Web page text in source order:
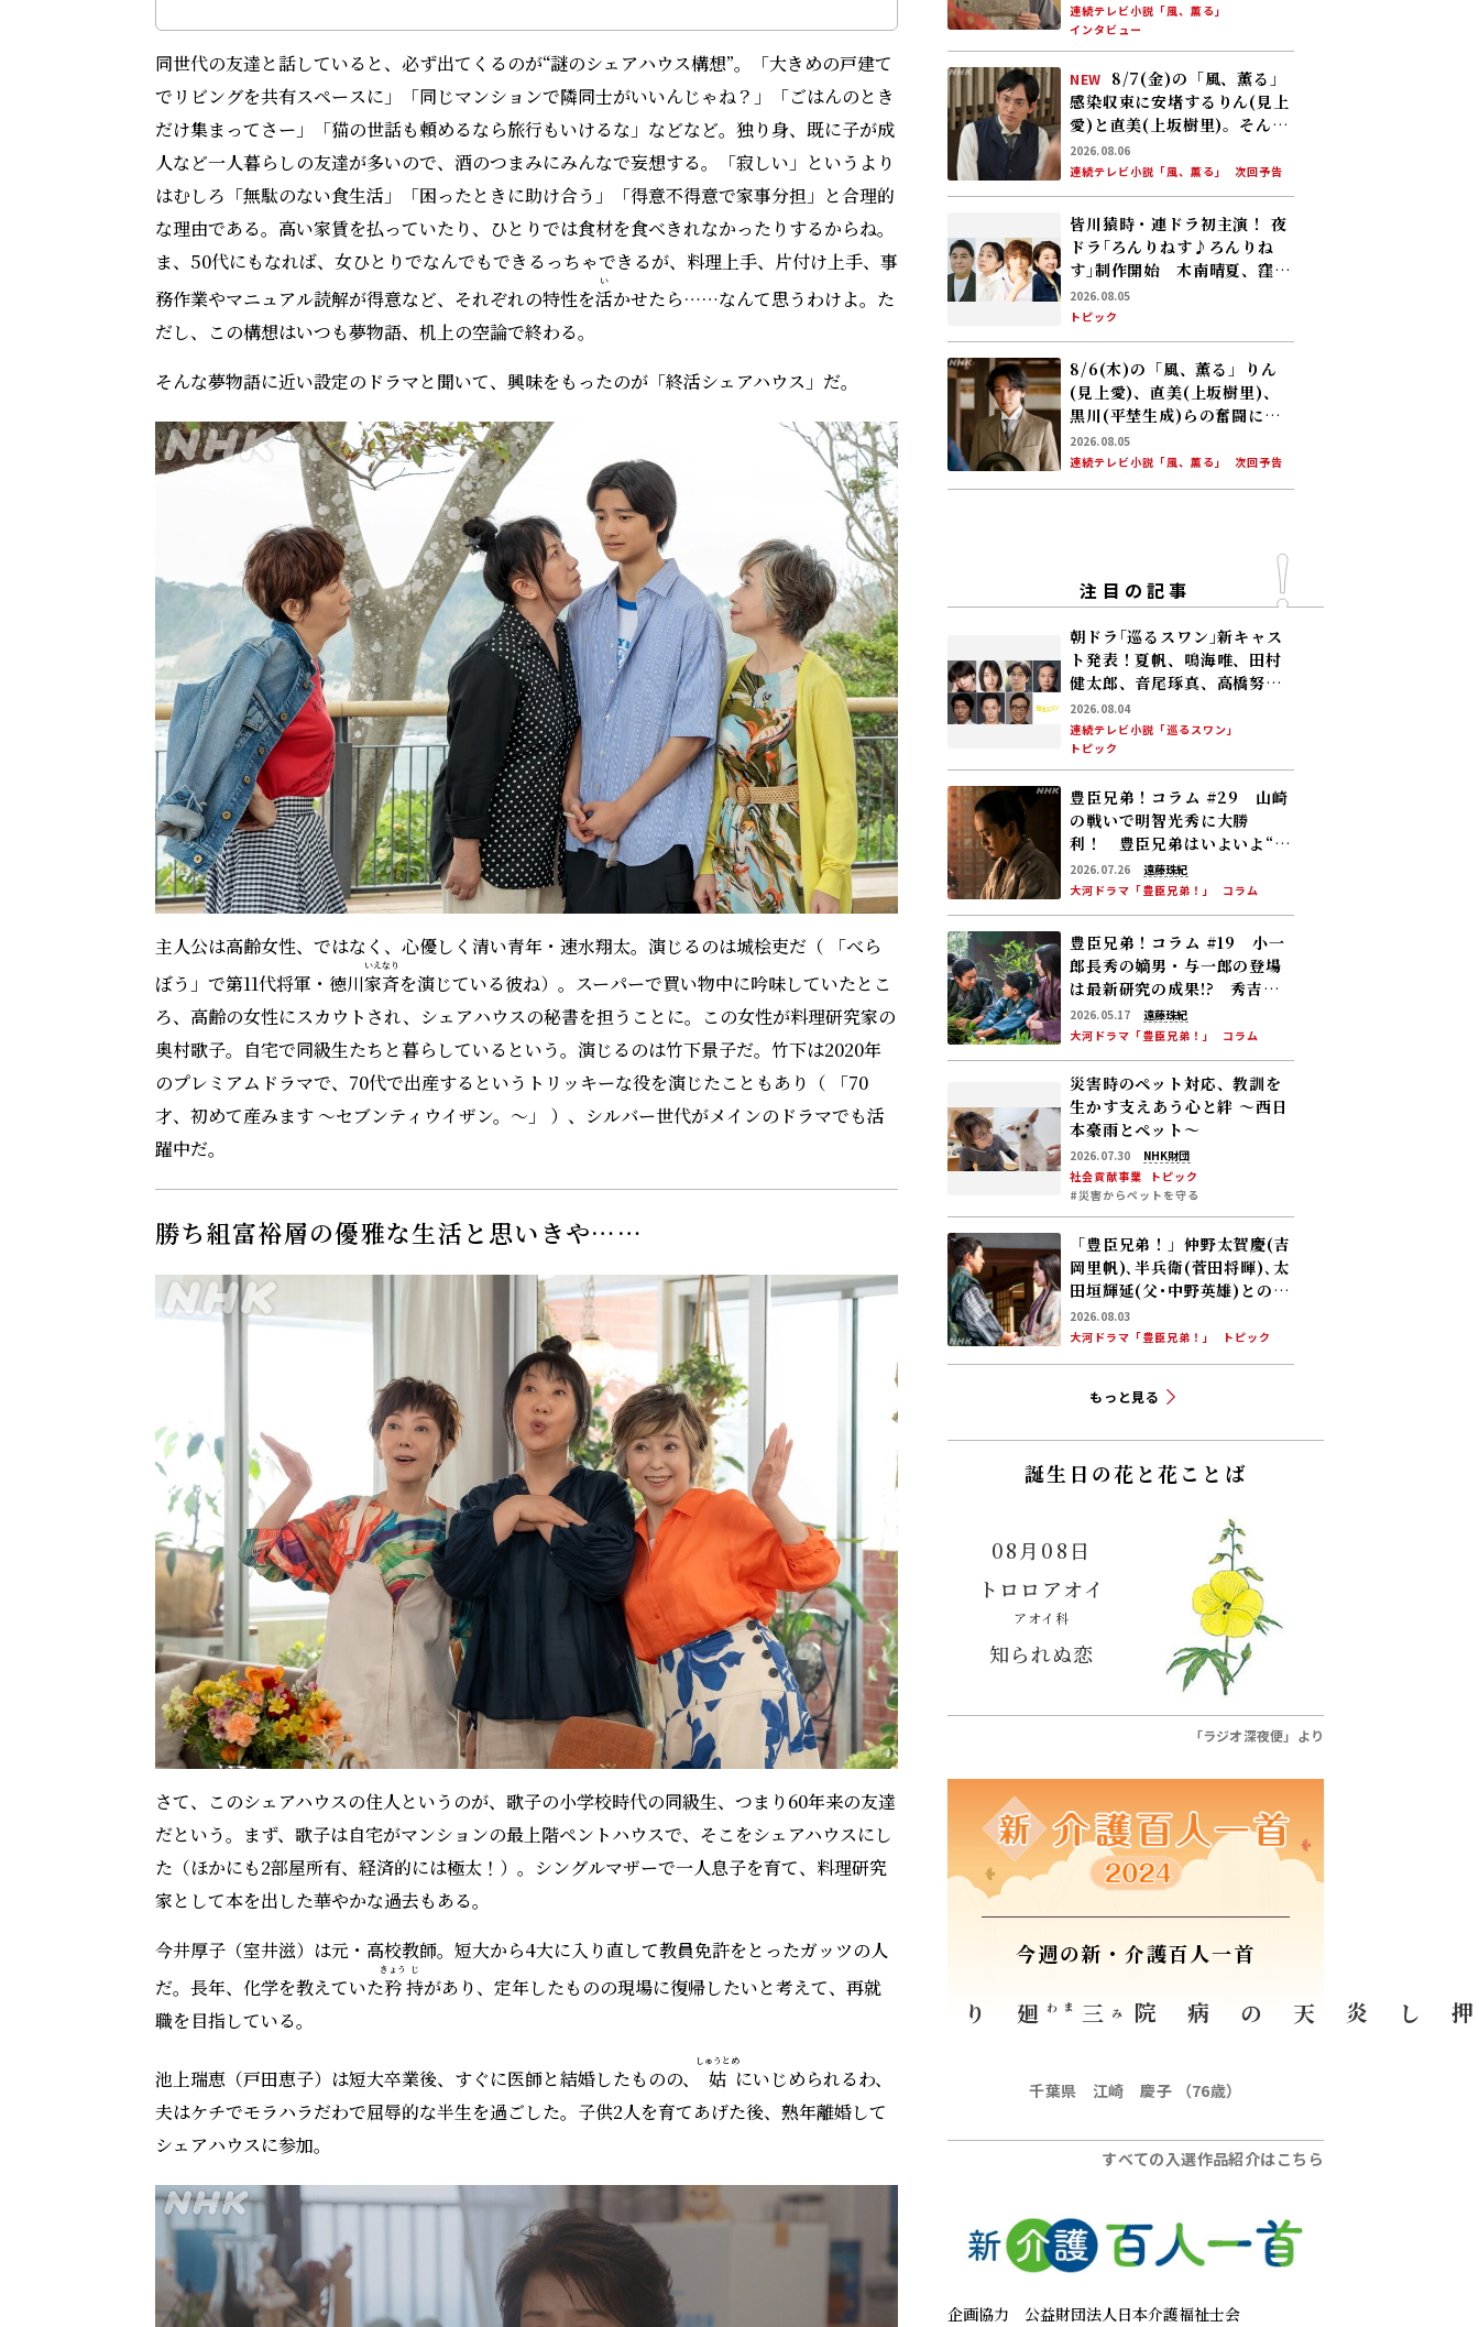
同世代の友達と話していると、必ず出てくるのが“謎のシェアハウス構想”。「大きめの戸建て
でリビングを共有スペースに」「同じマンションで隣同士がいいんじゃね？」「ごはんのとき
だけ集まってさー」「猫の世話も頼めるなら旅行もいけるな」などなど。独り身、既に子が成
人など一人暮らしの友達が多いので、酒のつまみにみんなで妄想する。「寂しい」というより
はむしろ「無駄のない食生活」「困ったときに助け合う」「得意不得意で家事分担」と合理的
な理由である。高い家賃を払っていたり、ひとりでは食材を食べきれなかったりするからね。
ま、50代にもなれば、女ひとりでなんでもできるっちゃできるが、料理上手、片付け上手、事
務作業やマニュアル読解が得意など、それぞれの特性を活
い
かせたら……なんて思うわけよ。た
だし、この構想はいつも夢物語、机上の空論で終わる。
そんな夢物語に近い設定のドラマと聞いて、興味をもったのが「終活シェアハウス」だ。
主人公は高齢女性、ではなく、心優しく清い青年・速水翔太。演じるのは城桧吏だ（ 「べら
ぼう」で第11代将軍・徳川家斉
いえなり
を演じている彼ね）。スーパーで買い物中に吟味していたとこ
ろ、高齢の女性にスカウトされ、シェアハウスの秘書を担うことに。この女性が料理研究家の
奥村歌子。自宅で同級生たちと暮らしているという。演じるのは竹下景子だ。竹下は2020年
のプレミアムドラマで、70代で出産するというトリッキーな役を演じたこともあり（ 「70
才、初めて産みます ～セブンティウイザン。～」 ）、シルバー世代がメインのドラマでも活
躍中だ。
勝ち組富裕層の優雅な生活と思いきや……
さて、このシェアハウスの住人というのが、歌子の小学校時代の同級生、つまり60年来の友達
だという。まず、歌子は自宅がマンションの最上階ペントハウスで、そこをシェアハウスにし
た（ほかにも2部屋所有、経済的には極太！）。シングルマザーで一人息子を育て、料理研究
家として本を出した華やかな過去もある。
今井厚子（室井滋）は元・高校教師。短大から4大に入り直して教員免許をとったガッツの人
だ。長年、化学を教えていた矜
きょう
持
じ
があり、定年したものの現場に復帰したいと考えて、再就
職を目指している。
池上瑞恵（戸田恵子）は短大卒業後、すぐに医師と結婚したものの、 姑
しゅうとめ
にいじめられるわ、
夫はケチでモラハラだわで屈辱的な半生を過ごした。子供2人を育てあげた後、熟年離婚して
シェアハウスに参加。
連続テレビ小説「風、薫る」
インタビュー
NEW
8/7(金)の「風、薫る」
感染収束に安堵するりん(見上
愛)と直美(上坂樹里)。そんな
中、黒川(平埜生成)がりんに
ある提案をする
2026.08.06
連続テレビ小説「風、薫る」
次回予告
皆川猿時・連ドラ初主演！ 夜
ドラ｢ろんりねす♪ろんりね
す｣制作開始 木南晴夏、窪塚
愛流、岸本加世子が共演――孤独
なおじさんが､人生でやり残し
たことに向き合う
2026.08.05
トピック
8/6(木)の「風、薫る」りん
(見上愛)、直美(上坂樹里)、
黒川(平埜生成)らの奮闘に、
村人たちも理解を示し始め
る。しかし、アサ(美山加恋)
の容体はなかなか改善せ
2026.08.05
連続テレビ小説「風、薫る」
次回予告
注目の記事
朝ドラ｢巡るスワン｣新キャス
ト発表！夏帆、鳴海唯、田村
健太郎、音尾琢真、高橋努、
大倉孝二、角田晃広――主人公･美
咲(森田望智)が交流する警察
署の人々 2027年度前期放送
2026.08.04
連続テレビ小説「巡るスワン」
トピック
豊臣兄弟！コラム #29 山崎
の戦いで明智光秀に大勝
利！ 豊臣兄弟はいよいよ“天
下への道”を歩み始める
2026.07.26
遠藤珠紀
大河ドラマ「豊臣兄弟！」
コラム
豊臣兄弟！コラム #19 小一
郎長秀の嫡男・与一郎の登場
は最新研究の成果!? 秀吉は
柴田勝家と対立！
2026.05.17
遠藤珠紀
大河ドラマ「豊臣兄弟！」
コラム
災害時のペット対応、教訓を
生かす――支えあう心と絆 〜西日
本豪雨とペット〜
2026.07.30
NHK財団
社会貢献事業
トピック
#災害からペットを守る
「豊臣兄弟！」仲野太賀――慶(吉
岡里帆)､半兵衛(菅田将暉)､太
田垣輝延(父･中野英雄)とのシ
ーンを振り返る！
2026.08.03
大河ドラマ「豊臣兄弟！」
トピック
もっと見る
誕生日の花と花ことば
08月08日
トロロアオイ
アオイ科
知られぬ恋
「ラジオ深夜便」より
今週の新・介護百人一首
押し炎天の
病院
三 み
廻 まわ
り
千葉県 江崎 慶子 （76歳）
すべての入選作品紹介はこちら
企画協力
公益財団法人日本介護福祉士会